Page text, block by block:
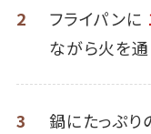
2 フライパンに
ながら火を通
3
鍋にたっぷり